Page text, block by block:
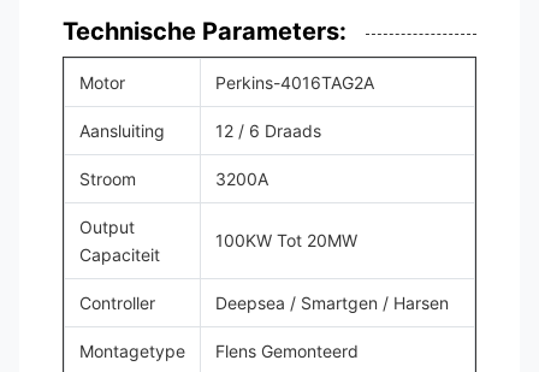
Technische Parameters:
Motor Perkins-4016TAG2A
Aansluiting 12 / 6 Draads
Stroom 3200A
Output
Capaciteit
100KW Tot 20MW
Controller Deepsea / Smartgen / Harsen
Montagetype Flens Gemonteerd